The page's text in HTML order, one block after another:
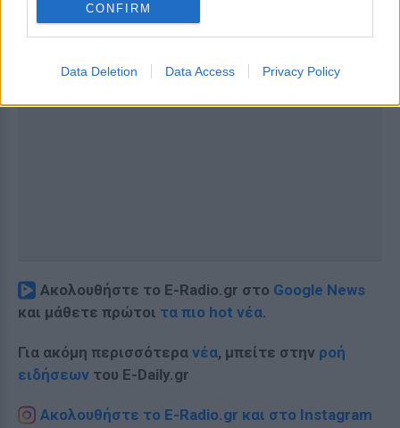
CONFIRM
Data Deletion Data Access Privacy Policy
Ακολουθήστε το E-Radio.gr στο Google News
και μάθετε πρώτοι τα πιο hot νέα.
Για ακόμη περισσότερα νέα, μπείτε στην ροή
ειδήσεων του E-Daily.gr
Ακολουθήστε το E-Radio.gr και στο Instagram